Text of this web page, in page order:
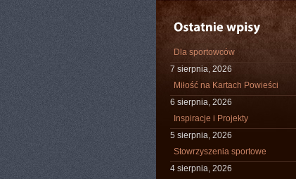
Dla sportowców
7 sierpnia, 2026
Miłość na Kartach Powieści
6 sierpnia, 2026
Inspiracje i Projekty
5 sierpnia, 2026
Stowrzyszenia sportowe
4 sierpnia, 2026